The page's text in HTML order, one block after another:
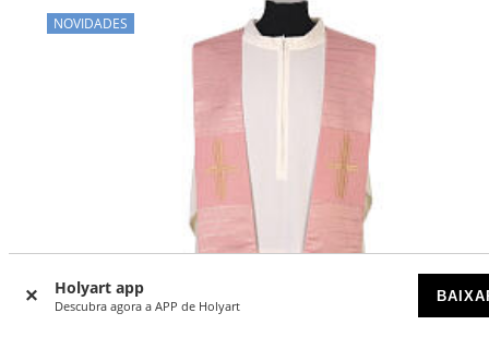
Holyart app
Descubra agora a APP de Holyart
NOVIDADES